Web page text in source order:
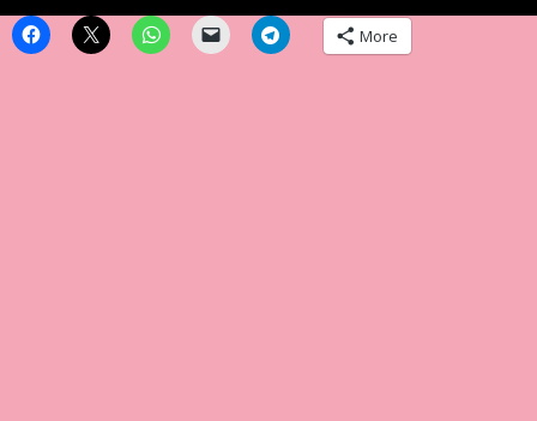
More